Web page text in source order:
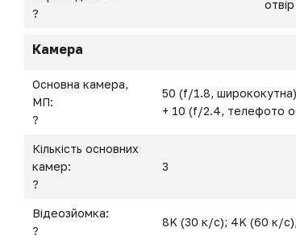
?
отвір
Камера
Основна камера,
МП:
?
50 (f/1.8,
+ 10 (f/2.4, телефото
Кількість основних
камер:
?
3
Відеозйомка:
?
8K (30 к/с); 4K (60 к/